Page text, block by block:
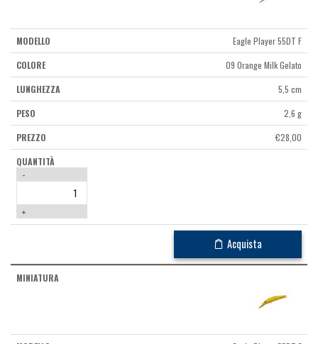
Eagle Player 55DT F
09 Orange Milk Gelato
5,5 cm
2,6 g
€28,00
-
+
Acquista